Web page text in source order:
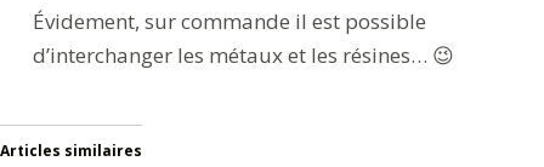
Évidement, sur commande il est possible
d’interchanger les métaux et les résines… 😉
Articles similaires